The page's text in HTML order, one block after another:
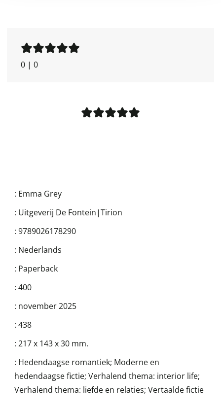
0 | 0
: Emma Grey
: Uitgeverij De Fontein|Tirion
: 9789026178290
: Nederlands
: Paperback
: 400
: november 2025
: 438
: 217 x 143 x 30 mm.
: Hedendaagse romantiek; Moderne en
hedendaagse fictie; Verhalend thema: interior life;
Verhalend thema: liefde en relaties; Vertaalde fictie